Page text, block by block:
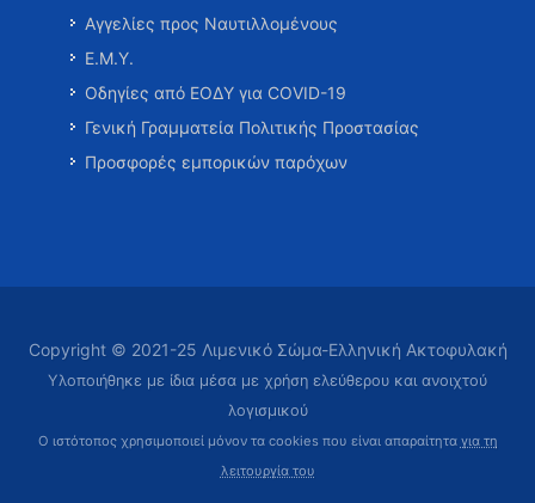
Αγγελίες προς Ναυτιλλομένους
Ε.Μ.Υ.
Οδηγίες από ΕΟΔΥ για COVID-19
Γενική Γραμματεία Πολιτικής Προστασίας
Προσφορές εμπορικών παρόχων
Copyright © 2021-25 Λιμενικό Σώμα-Ελληνική Ακτοφυλακή
Υλοποιήθηκε με ίδια μέσα με χρήση ελεύθερου και ανοιχτού
λογισμικού
Ο ιστότοπος χρησιμοποιεί μόνον τα cookies που είναι απαραίτητα για τη
λειτουργία του